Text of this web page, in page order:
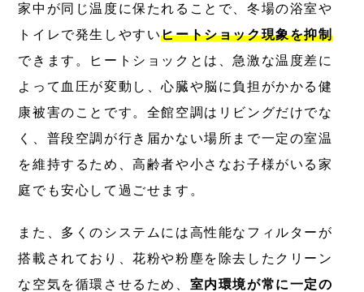
家中が同じ温度に保たれることで、冬場の浴室や
トイレで発生しやすいヒートショック現象を抑制
できます。ヒートショックとは、急激な温度差に
よって血圧が変動し、心臓や脳に負担がかかる健
康被害のことです。全館空調はリビングだけでな
く、普段空調が行き届かない場所まで一定の室温
を維持するため、高齢者や小さなお子様がいる家
庭でも安心して過ごせます。
また、多くのシステムには高性能なフィルターが
搭載されており、花粉や粉塵を除去したクリーン
な空気を循環させるため、 室内環境が常に一定の